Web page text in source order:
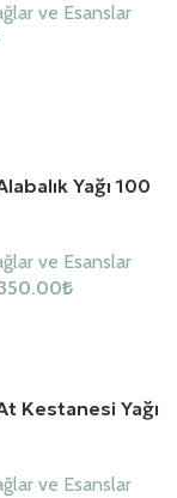
ve Esanslar
Yağı 100
ve Esanslar
₺
Kestanesi Yağı
ve Esanslar